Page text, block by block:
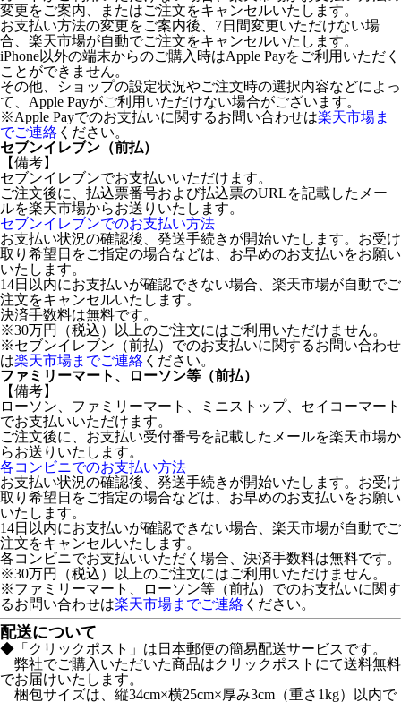
変更をご案内、またはご注文をキャンセルいたします。
お支払い方法の変更をご案内後、7日間変更いただけない場
合、楽天市場が自動でご注文をキャンセルいたします。
iPhone以外の端末からのご購入時はApple Payをご利用いただく
ことができません。
その他、ショップの設定状況やご注文時の選択内容などによっ
て、Apple Payがご利用いただけない場合がございます。
※Apple Payでのお支払いに関するお問い合わせは楽天市場ま
でご連絡 ください。
セブンイレブン（前払）
【備考】
セブンイレブンでお支払いいただけます。
ご注文後に、払込票番号および払込票のURLを記載したメー
ルを楽天市場からお送りいたします。
セブンイレブンでのお支払い方法
お支払い状況の確認後、発送手続きが開始いたします。お受け
取り希望日をご指定の場合などは、お早めのお支払いをお願い
いたします。
14日以内にお支払いが確認できない場合、楽天市場が自動でご
注文をキャンセルいたします。
決済手数料は無料です。
※30万円（税込）以上のご注文にはご利用いただけません。
※セブンイレブン（前払）でのお支払いに関するお問い合わせ
は楽天市場までご連絡 ください。
ファミリーマート、ローソン等（前払）
【備考】
ローソン、ファミリーマート、ミニストップ、セイコーマート
でお支払いいただけます。
ご注文後に、お支払い受付番号を記載したメールを楽天市場か
らお送りいたします。
各コンビニでのお支払い方法
お支払い状況の確認後、発送手続きが開始いたします。お受け
取り希望日をご指定の場合などは、お早めのお支払いをお願い
いたします。
14日以内にお支払いが確認できない場合、楽天市場が自動でご
注文をキャンセルいたします。
各コンビニでお支払いいただく場合、決済手数料は無料です。
※30万円（税込）以上のご注文にはご利用いただけません。
※ファミリーマート、ローソン等（前払）でのお支払いに関す
るお問い合わせは楽天市場までご連絡 ください。
配送について
◆「クリックポスト」は日本郵便の簡易配送サービスです。
弊社でご購入いただいた商品はクリックポストにて送料無料
でお届けいたします。
梱包サイズは、縦34cm×横25cm×厚み3cm（重さ1kg）以内で